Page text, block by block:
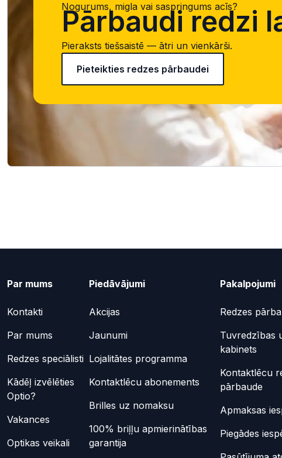
Nogurums, migla vai saspringums acīs?
Pārbaudi redzi
Pieraksts tiešsaistē — ātri un vienkārši.
Pieteikties redzes pārbaudei
Par mums
Kontakti
Par mums
Redzes speciālisti
Kādēļ izvēlēties
Optio?
Vakances
Optikas veikali
Piedāvājumi
Akcijas
Jaunumi
Lojalitātes programma
Kontaktlēcu abonements
Brilles uz nomaksu
100% briļļu apmierinātības
garantija
Pakalpojumi
Redzes
Tuvredzības
kabinets
Kontaktlēcu
pārbaude
Apmaksas
Piegādes